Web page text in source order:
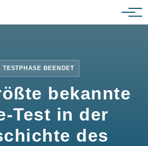
TESTPHASE BEENDET
bekannte
Test in der
des